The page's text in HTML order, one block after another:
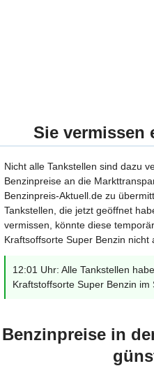
Sie vermissen
Nicht alle Tankstellen sind dazu
Benzinpreise an die
Benzinpreis-Aktuell.de zu
Tankstellen, die jetzt geöffnet
vermissen, könnte diese
Kraftsoffsorte Super Benzin nicht
12:01 Uhr: Alle Tankstellen
Kraftstoffsorte Super Benzin im
Benzinpreise in